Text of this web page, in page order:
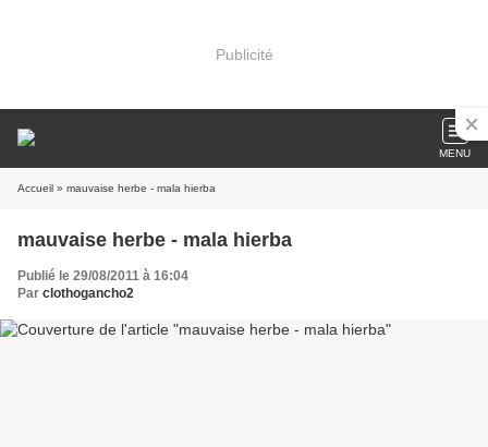
Publicité
MENU
Accueil » mauvaise herbe - mala hierba
mauvaise herbe - mala hierba
Publié le 29/08/2011 à 16:04
Par clothogancho2